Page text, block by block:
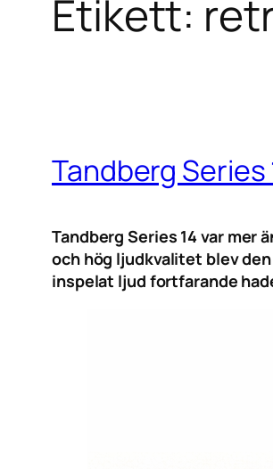
Etikett:
Tandberg
Tandberg Series 14 var
och hög ljudkvalitet blev
inspelat ljud fortfarande